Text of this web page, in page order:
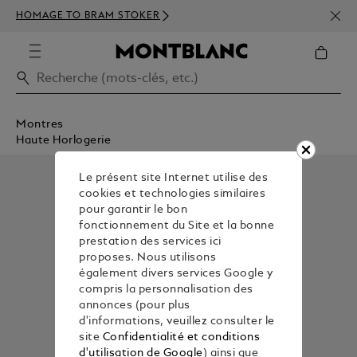
HOMAGE TO BRAM STOKER
350€
Montres
Haute Horlogerie
Le présent site Internet utilise des
cookies et technologies similaires
pour garantir le bon
fonctionnement du Site et la bonne
prestation des services ici
proposes. Nous utilisons
également divers services Google y
compris la personnalisation des
annonces (pour plus
d'informations, veuillez consulter le
site Confidentialité et conditions
d'utilisation de Google) ainsi que